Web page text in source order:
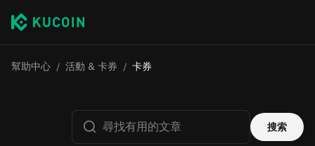
幫助中心 / 活動 & 卡券 / 卡券
搜索